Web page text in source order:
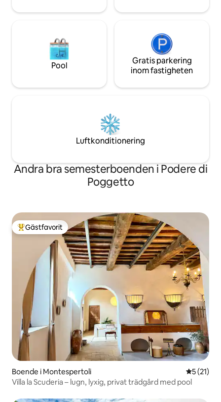
Pool
Gratis parkering
inom fastigheten
Luftkonditionering
Andra bra semesterboenden i Podere di
Poggetto
Populär gästfavorit
Gästfavorit
Boende i Montespertoli 5 av 5 i
5 (21)
Villa la Scuderia – lugn, lyxig, privat trädgård med pool